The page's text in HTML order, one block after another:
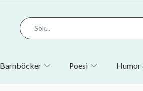
Barnböcker Poesi Humor